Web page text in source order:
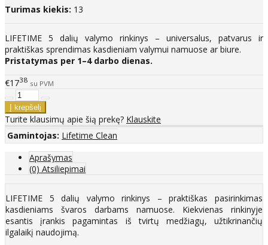
Turimas kiekis: 13
LIFETIME 5 dalių valymo rinkinys – universalus, patvarus ir
praktiškas sprendimas kasdieniam valymui namuose ar biure.
Pristatymas per 1–4 darbo dienas.
€1738 su PVM
Turite klausimų apie šią prekę? Klauskite
Gamintojas: Lifetime Clean
Aprašymas
(0) Atsiliepimai
LIFETIME 5 dalių valymo rinkinys – praktiškas pasirinkimas
kasdieniams švaros darbams namuose. Kiekvienas rinkinyje
esantis įrankis pagamintas iš tvirtų medžiagų, užtikrinančių
ilgalaikį naudojimą.